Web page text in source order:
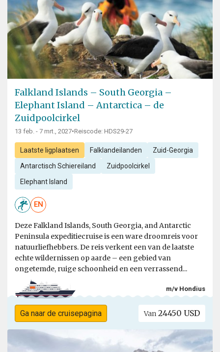
Falkland Islands – South Georgia –
Elephant Island – Antarctica – de
Zuidpoolcirkel
13 feb. - 7 mrt., 2027•Reiscode: HDS29-27
Laatste ligplaatsen Falklandeilanden Zuid-Georgia
Antarctisch Schiereiland Zuidpoolcirkel
Elephant Island
EN
Deze Falkland Islands, South Georgia, and Antarctic
Peninsula expeditiecruise is een ware droomreis voor
natuurliefhebbers. De reis verkent een van de laatste
echte wildernissen op aarde – een gebied van
ongetemde, ruige schoonheid en een verrassend...
m/v Hondius
Ga naar de cruisepagina Van 24450 USD